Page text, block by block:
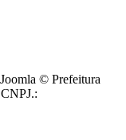
© Prefeitura